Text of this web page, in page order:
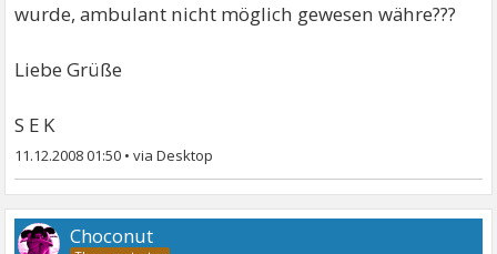
wurde, ambulant nicht möglich gewesen währe???
Liebe Grüße
S E K
11.12.2008 01:50 •
Choconut